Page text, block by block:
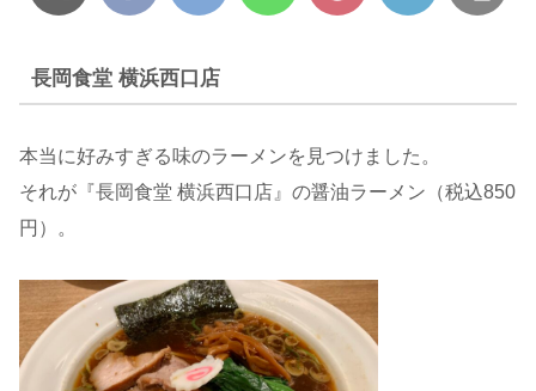
長岡食堂 横浜西口店
本当に好みすぎる味のラーメンを見つけました。
それが『長岡食堂 横浜西口店』の醤油ラーメン（税込850
円）。